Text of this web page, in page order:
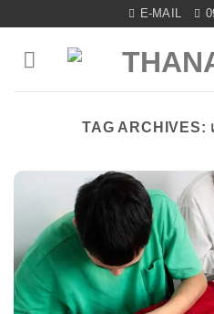
content
E-MAIL
TAG ARCHIVES: